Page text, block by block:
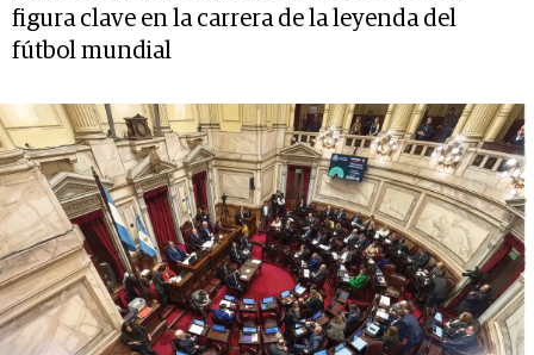
figura clave en la carrera de la leyenda del
fútbol mundial